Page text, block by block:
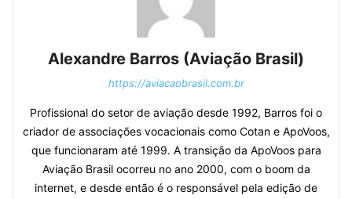
Alexandre Barros (Aviação Brasil)
https://aviacaobrasil.com.br
Profissional do setor de aviação desde 1992, Barros foi o
criador de associações vocacionais como Cotan e ApoVoos,
que funcionaram até 1999. A transição da ApoVoos para
Aviação Brasil ocorreu no ano 2000, com o boom da
internet, e desde então é o responsável pela edição de